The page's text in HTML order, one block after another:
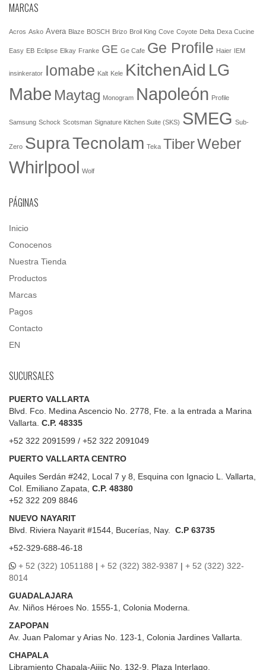
MARCAS
Acros Asko Avera Blaze BOSCH Brizo Broil King Cove Coyote Delta Dexa Cucine
Easy EB Eclipse Elkay Franke GE Ge Cafe Ge Profile Haier IEM
insinkerator Iomabe Kalt Kele KitchenAid LG
Mabe Maytag Monogram Napoleón Profile
Samsung Schock Scotsman Signature Kitchen Suite (SKS) SMEG Sub-
Zero SupraTecnolam Teka TiberWeber
Whirlpool Wolf
PÁGINAS
Inicio
Conocenos
Nuestra Tienda
Productos
Marcas
Pagos
Contacto
EN
SUCURSALES
PUERTO VALLARTA
Blvd. Fco. Medina Ascencio No. 2778, Fte. a la entrada a Marina
Vallarta. C.P. 48335
+52 322 2091599 / +52 322 2091049
PUERTO VALLARTA CENTRO
Aquiles Serdán #242, Local 7 y 8, Esquina con Ignacio L. Vallarta,
Col. Emiliano Zapata, C.P. 48380
+52 322 209 8846
NUEVO NAYARIT
Blvd.
Riviera Nayarit #1544, Bucerías, Nay. C.P 63735
+52-329-688-46-18
+ 52 (322) 1051188 | + 52 (322) 382-9387 | + 52 (322) 322-
8014
GUADALAJARA
Av. Niños Héroes No. 1555-1, Colonia Moderna.
ZAPOPAN
Av. Juan Palomar y Arias No. 123-1, Colonia Jardines Vallarta.
CHAPALA
Libramiento Chapala-Ajijic No. 132-9, Plaza Interlago.